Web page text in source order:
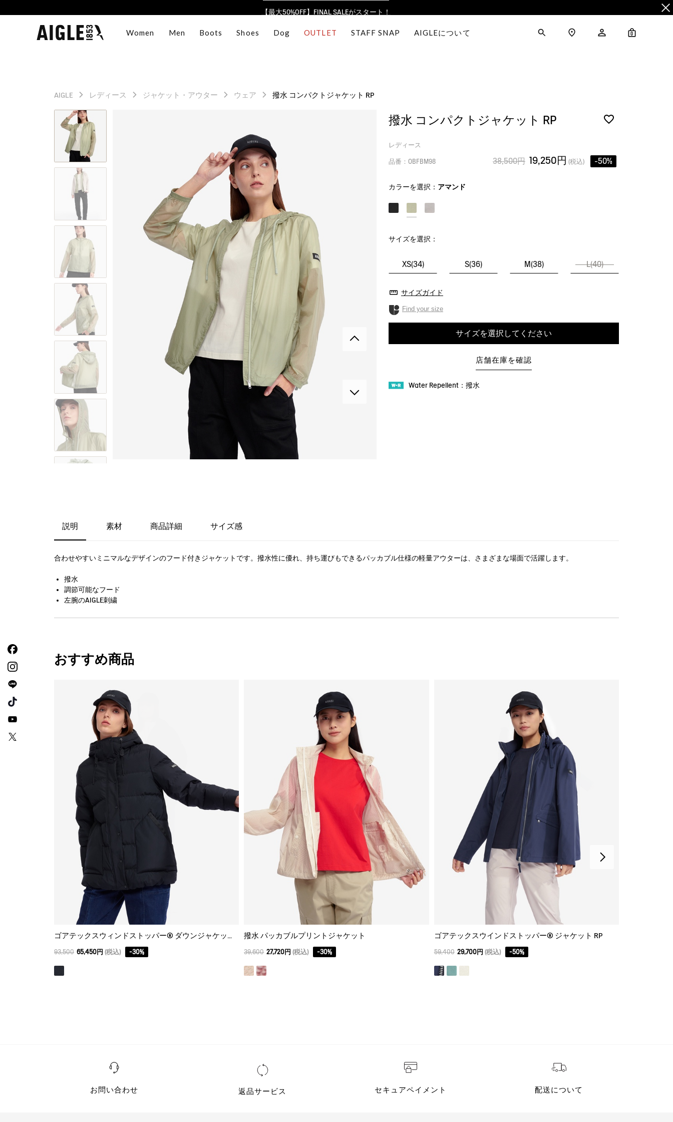
【最大50%OFF】FINAL SALEがスタート！
AIGLE CLUB ポイントサービス終了のお知らせ
AIGLE CLUB ポイントサービス終了のお知らせ
Women Men Boots Shoes Dog OUTLET STAFF SNAP AIGLEについて 0
AIGLE レディース ジャケット・アウター ウェア 撥水 コンパクトジャケット RP
撥水 コンパクトジャケット RP
レディース
品番：OBFBM98 38,500円 19,250円 (税込) -50%
カラーを選択： アマンド
サイズを選択：
XS(34) S(36) M(38) L(40)
サイズガイド
Find your size
サイズを選択してください
店舗在庫を確認
Water Repellent：撥水
説明 素材 商品詳細 サイズ感
合わせやすいミニマルなデザインのフード付きジャケットです。撥水性に優れ、持ち運びもできるパッカブル仕様の軽量アウターは、さまざまな場面で活躍します。
撥水
調節可能なフード
左腕のAIGLE刺繍
おすすめ商品
ゴアテックスウィンドストッパー® ダウンジャケット RP
93,500 65,450円 (税込) -30%
撥水 パッカブルプリントジャケット
39,600 27,720円 (税込) -30%
ゴアテックスウインドストッパー® ジャケット RP
59,400 29,700円 (税込) -50%
お問い合わせ 返品サービス セキュアペイメント 配送について